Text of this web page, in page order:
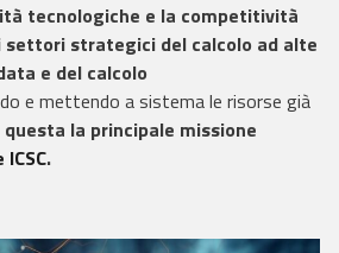
tecnologiche e la competitività
settori strategici del calcolo ad alte
e del calcolo
e mettendo a sistema le risorse già
questa la principale missione
.